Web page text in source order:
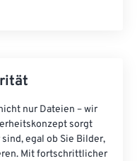
nur Dateien – wir
sorgt
egal ob Sie Bilder,
Mit fortschrittlicher